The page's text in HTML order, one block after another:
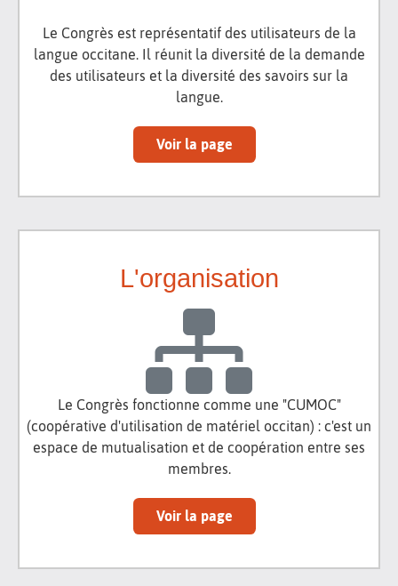
Le Congrès est représentatif des utilisateurs de la
langue occitane. Il réunit la diversité de la demande
des utilisateurs et la diversité des savoirs sur la
langue.
Voir la page
L'organisation
Le Congrès fonctionne comme une "CUMOC"
(coopérative d'utilisation de matériel occitan) : c'est un
espace de mutualisation et de coopération entre ses
membres.
Voir la page